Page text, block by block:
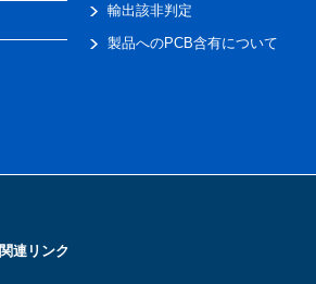
輸出該非判定
製品へのPCB含有について
関連リンク